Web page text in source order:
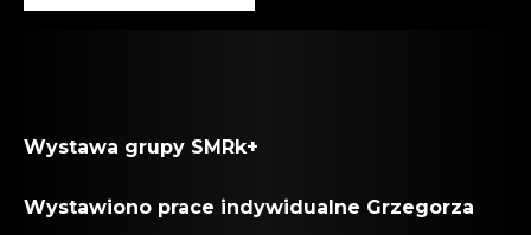
Wystawa grupy SMRk+
Wystawiono prace indywidualne Grzegorza